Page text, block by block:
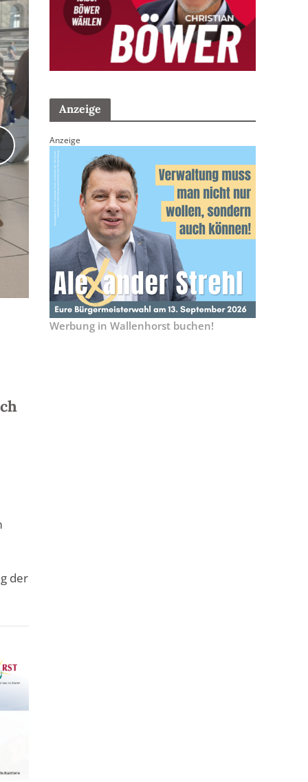
Ein Teil des Spielmannszugs Hollage in Berlin. Foto:
der
Anzeige
Anzeige
Werbung in Wallenhorst buchen!